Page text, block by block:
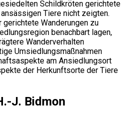
Schildkröten gerichtete
Tiere nicht zeigten.
gerichtete Wanderungen zu
benachbart lagen,
Wanderverhalten
Umsiedlungsmaßnahmen
am Ansiedlungsort
der Herkunftsorte der Tiere
J. Bidmon